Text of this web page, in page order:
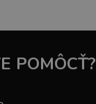
POMÔCŤ?